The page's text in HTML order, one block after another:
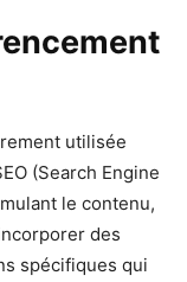
utilisée
(Search Engine
le contenu,
des
spécifiques qui